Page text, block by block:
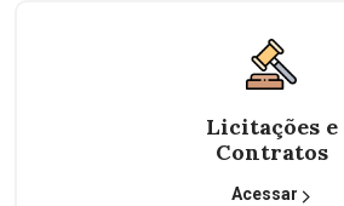
Licitações e
Contratos
Acessar